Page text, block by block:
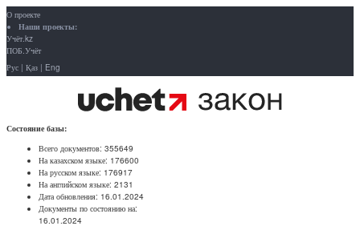
О проекте
Наши проекты:
Учёт.kz
ПОБ.Учёт
Рус | Қаз | Eng
Состояние базы:
Всего документов: 355649
На казахском языке: 176600
На русском языке: 176917
На английском языке: 2131
Дата обновления: 16.01.2024
Документы по состоянию на:
16.01.2024